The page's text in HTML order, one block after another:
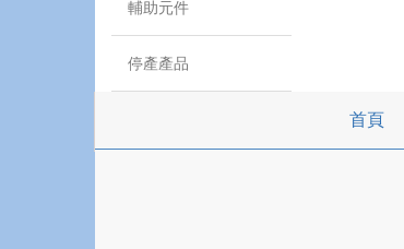
輔助元件
停產產品
首頁